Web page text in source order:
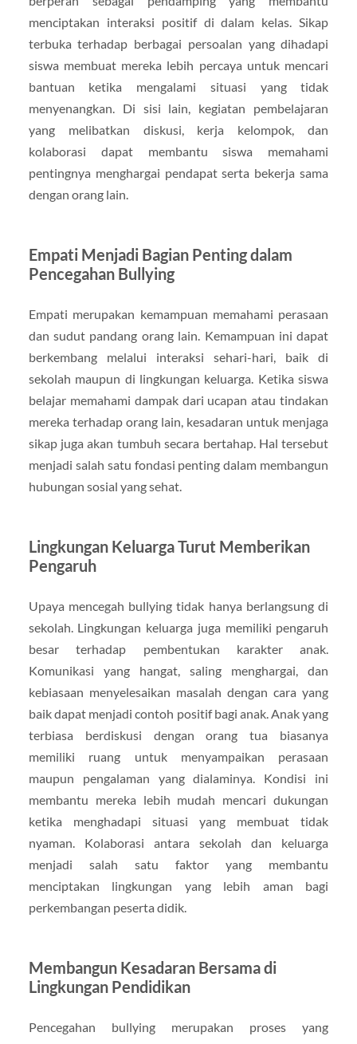
menciptakan interaksi positif di dalam kelas. Sikap
terbuka terhadap berbagai persoalan yang dihadapi
siswa membuat mereka lebih percaya untuk mencari
bantuan ketika mengalami situasi yang tidak
menyenangkan. Di sisi lain, kegiatan pembelajaran
yang melibatkan diskusi, kerja kelompok, dan
kolaborasi dapat membantu siswa memahami
pentingnya menghargai pendapat serta bekerja sama
dengan orang lain.
Empati Menjadi Bagian Penting dalam
Pencegahan Bullying
Empati merupakan kemampuan memahami perasaan
dan sudut pandang orang lain. Kemampuan ini dapat
berkembang melalui interaksi sehari-hari, baik di
sekolah maupun di lingkungan keluarga. Ketika siswa
belajar memahami dampak dari ucapan atau tindakan
mereka terhadap orang lain, kesadaran untuk menjaga
sikap juga akan tumbuh secara bertahap. Hal tersebut
menjadi salah satu fondasi penting dalam membangun
hubungan sosial yang sehat.
Lingkungan Keluarga Turut Memberikan
Pengaruh
Upaya mencegah bullying tidak hanya berlangsung di
sekolah. Lingkungan keluarga juga memiliki pengaruh
besar terhadap pembentukan karakter anak.
Komunikasi yang hangat, saling menghargai, dan
kebiasaan menyelesaikan masalah dengan cara yang
baik dapat menjadi contoh positif bagi anak. Anak yang
terbiasa berdiskusi dengan orang tua biasanya
memiliki ruang untuk menyampaikan perasaan
maupun pengalaman yang dialaminya. Kondisi ini
membantu mereka lebih mudah mencari dukungan
ketika menghadapi situasi yang membuat tidak
nyaman. Kolaborasi antara sekolah dan keluarga
menjadi salah satu faktor yang membantu
menciptakan lingkungan yang lebih aman bagi
perkembangan peserta didik.
Membangun Kesadaran Bersama di
Lingkungan Pendidikan
Pencegahan bullying merupakan proses yang